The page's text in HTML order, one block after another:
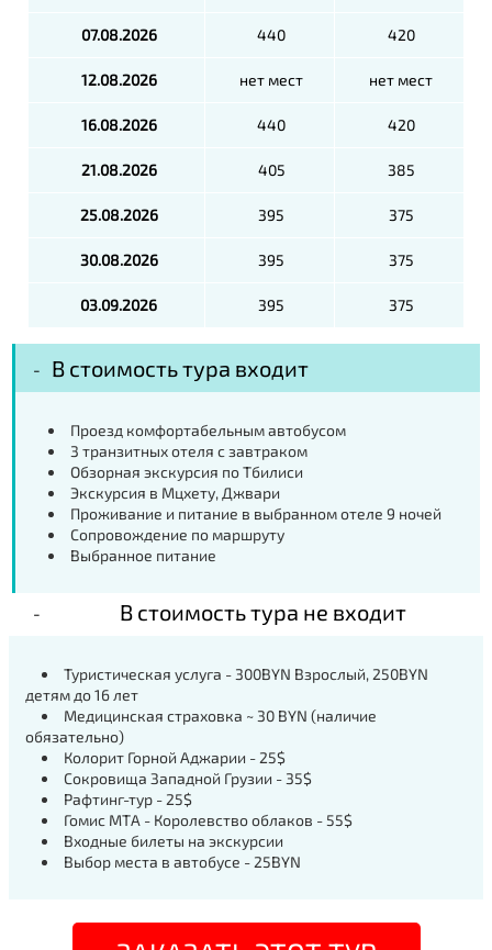
07.08.2026 440 420
12.08.2026 нет мест нет мест
16.08.2026 440 420
21.08.2026 405 385
25.08.2026 395 375
30.08.2026 395 375
03.09.2026 395 375
В стоимость тура входит
Проезд комфортабельным автобусом
3 транзитных отеля с завтраком
Обзорная экскурсия по Тбилиси
Экскурсия в Мцхету, Джвари
Проживание и питание в выбранном отеле 9 ночей
Сопровождение по маршруту
Выбранное питание
В стоимость тура не входит
Туристическая услуга - 300BYN Взрослый, 250BYN
детям до 16 лет
Медицинская страховка ~ 30 BYN (наличие
обязательно)
Колорит Горной Аджарии - 25$
Сокровища Западной Грузии - 35$
Рафтинг-тур - 25$
Гомис МТА - Королевство облаков - 55$
Входные билеты на экскурсии
Выбор места в автобусе - 25BYN